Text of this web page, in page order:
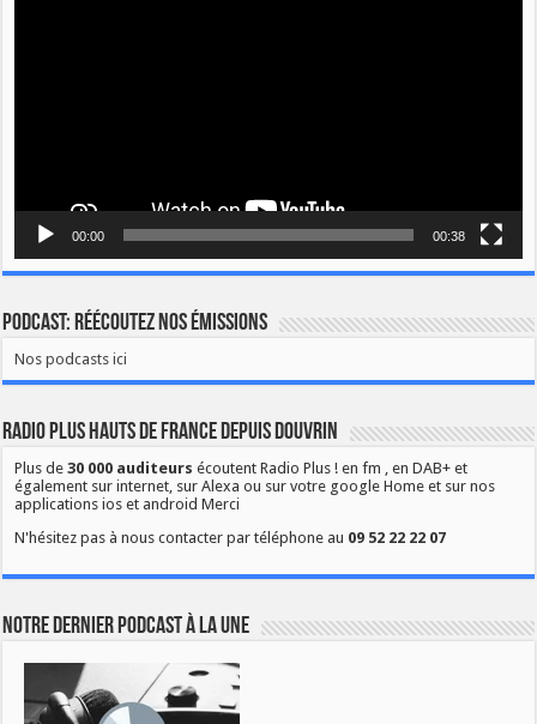
00:00 00:38
Podcast: Réécoutez nos émissions
Nos podcasts ici
Radio Plus Hauts de France depuis Douvrin
Plus de30 000 auditeurs écoutent Radio Plus ! en fm , en DAB+ et
également sur internet, sur Alexa ou sur votre google Home et sur nos
applications ios et android Merci
N'hésitez pas à nous contacter par téléphone au 09 52 22 22 07
Notre dernier podcast à la une